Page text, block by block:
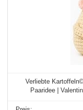
Verliebte
Paaridee |